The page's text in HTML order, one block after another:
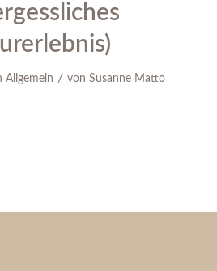
Allgemein / vonSusanne Matto